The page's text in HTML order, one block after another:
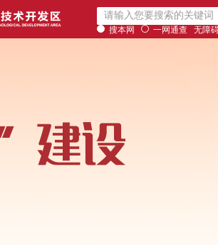
搜本网 一网通查 无障